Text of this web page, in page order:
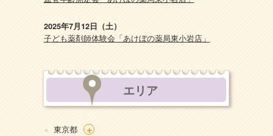
2025年7月12日（土）
子ども薬剤師体験会「あけぼの薬局東小岩店」
エリア
東京都 +